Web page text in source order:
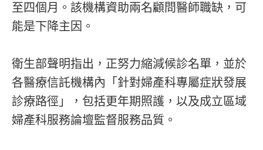
至四個月。該機構資助兩名顧問醫師職缺，可
能是下降主因。
衛生部聲明指出，正努力縮減候診名單，並於
各醫療信託機構內「針對婦產科專屬症狀發展
診療路徑」，包括更年期照護，以及成立區域
婦產科服務論壇監督服務品質。